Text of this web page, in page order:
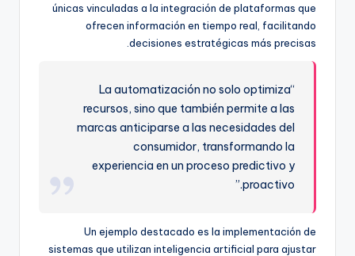
únicas vinculadas a la integración de plataformas que
ofrecen información en tiempo real, facilitando
decisiones estratégicas más precisas.
“La automatización no solo optimiza
recursos, sino que también permite a las
marcas anticiparse a las necesidades del
consumidor, transformando la
experiencia en un proceso predictivo y
proactivo.”
Un ejemplo destacado es la implementación de
sistemas que utilizan inteligencia artificial para ajustar